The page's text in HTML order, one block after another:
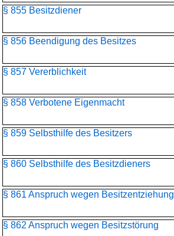
§ 855 Besitzdiener
§ 856 Beendigung des Besitzes
§ 857 Vererblichkeit
§ 858 Verbotene Eigenmacht
§ 859 Selbsthilfe des Besitzers
§ 860 Selbsthilfe des Besitzdieners
§ 861 Anspruch wegen Besitzentziehung
§ 862 Anspruch wegen Besitzstörung